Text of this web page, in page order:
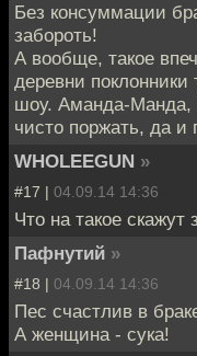
Без консуммации
забороть!
А вообще, такое
деревни поклонники
шоу. Аманда-
чисто поржать, да и
WHOLEEGUN »
#17 | 04.09.14 14:36
Что на такое
Пафнутий »
#18 | 04.09.14 14:36
Пес счастлив в
А женщина - сука!